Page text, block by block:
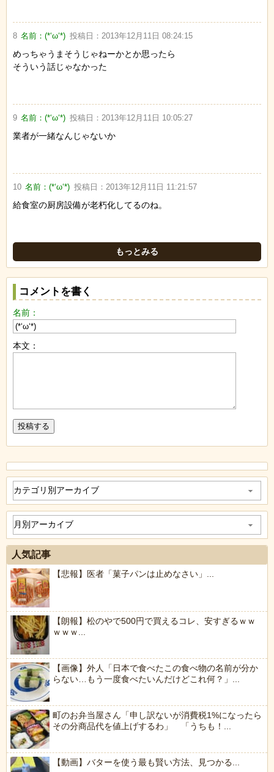
8 名前：(*‘ω‘*) 投稿日： 2013年12月11日 08:24:15
めっちゃうまそうじゃねーかとか思ったら
そういう話じゃなかった
9 名前：(*‘ω‘*) 投稿日： 2013年12月11日 10:05:27
業者が一緒なんじゃないか
10 名前：(*‘ω‘*) 投稿日： 2013年12月11日 11:21:57
給食室の厨房設備が老朽化してるのね。
もっとみる
コメントを書く
名前：
本文：
人気記事
【悲報】医者「菓子パンは止めなさい」...
【朗報】松のやで500円で買えるコレ、安すぎるｗｗ
ｗｗｗ...
【画像】外人「日本で食べたこの食べ物の名前が分か
らない…もう一度食べたいんだけどこれ何？」...
町のお弁当屋さん「申し訳ないが消費税1%になったら
その分商品代を値上げするわ」 「うちも！...
【動画】バターを使う最も賢い方法、見つかる...